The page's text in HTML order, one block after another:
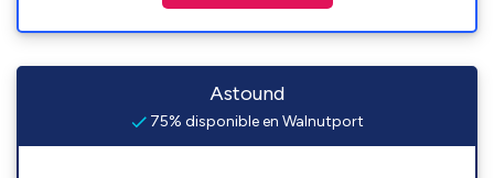
Astound
75% disponible en Walnutport